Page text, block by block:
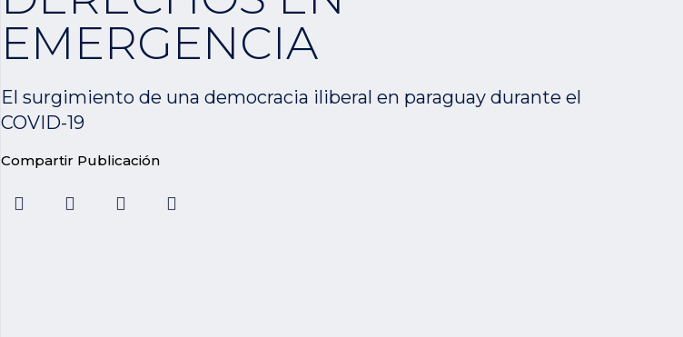
EMERGENCIA
El surgimiento de una democracia iliberal en paraguay durante el
COVID-19
Compartir Publicación